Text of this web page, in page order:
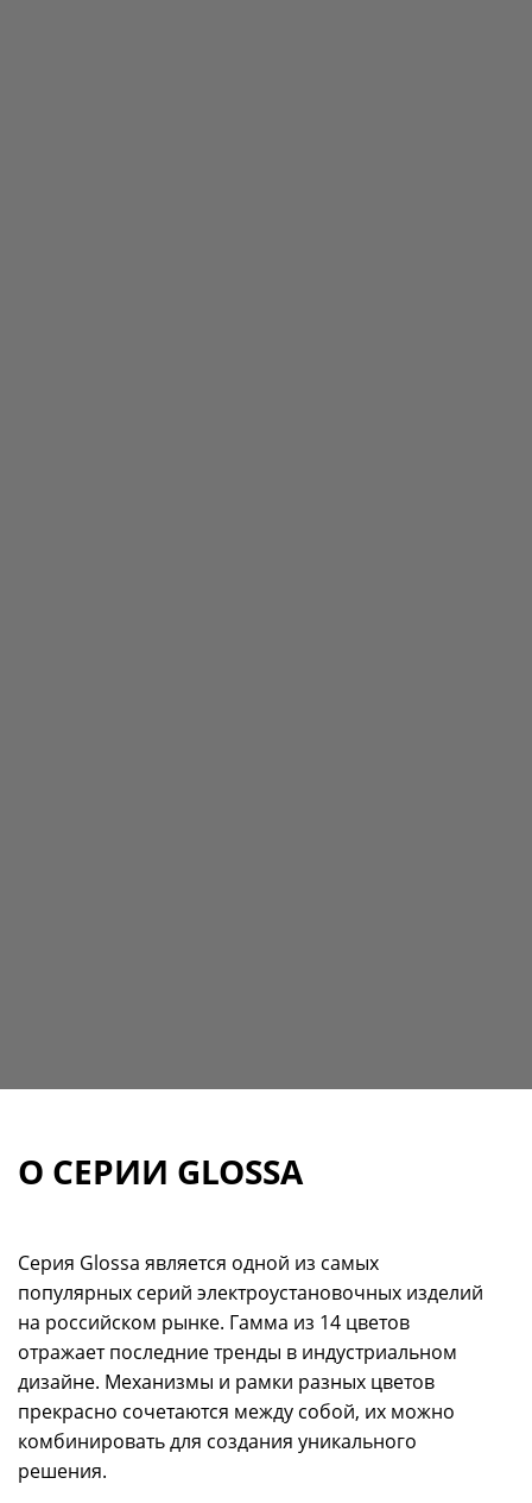
О СЕРИИ GLOSSA
Серия Glossa является одной из самых
популярных серий электроустановочных изделий
на российском рынке. Гамма из 14 цветов
отражает последние тренды в индустриальном
дизайне. Механизмы и рамки разных цветов
прекрасно сочетаются между собой, их можно
комбинировать для создания уникального
решения.